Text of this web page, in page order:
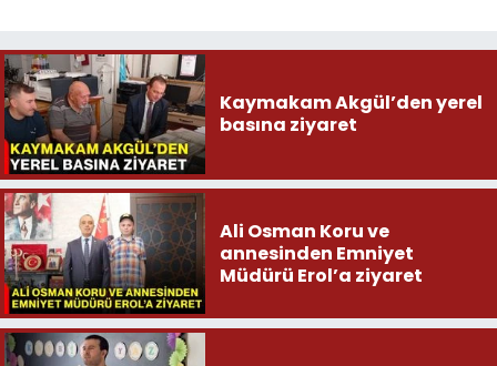
Kaymakam Akgül’den yerel
basına ziyaret
Ali Osman Koru ve
annesinden Emniyet
Müdürü Erol’a ziyaret